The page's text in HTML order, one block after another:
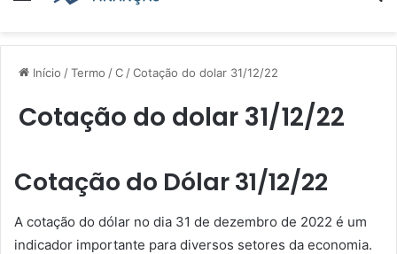
Início /Termo /C /Cotação do dolar 31/12/22​
Cotação do dolar 31/12/22​
Cotação do Dólar 31/12/22
A cotação do dólar no dia 31 de dezembro de 2022 é um
indicador importante para diversos setores da economia.